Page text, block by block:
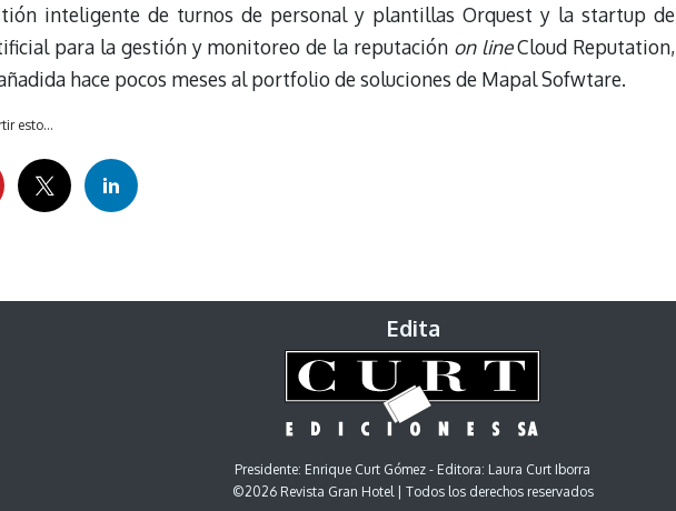
inteligente de turnos de personal y plantillas Orquest y la startup de
para la gestión y monitoreo de la reputación on lineCloud Reputation,
hace pocos meses al portfolio de soluciones de Mapal Sofwtare.
esto...
Edita
Presidente: Enrique Curt Gómez - Editora: Laura Curt Iborra
©2026 Revista Gran Hotel | Todos los derechos reservados